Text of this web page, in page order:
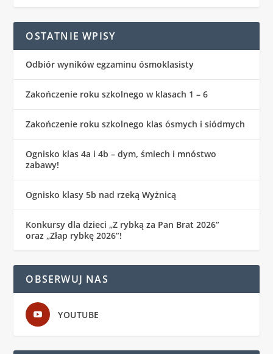
OSTATNIE WPISY
Odbiór wyników egzaminu ósmoklasisty
Zakończenie roku szkolnego w klasach 1 – 6
Zakończenie roku szkolnego klas ósmych i siódmych
Ognisko klas 4a i 4b – dym, śmiech i mnóstwo
zabawy!
Ognisko klasy 5b nad rzeką Wyżnicą
Konkursy dla dzieci „Z rybką za Pan Brat 2026”
oraz „Złap rybkę 2026”!
OBSERWUJ NAS
YOUTUBE